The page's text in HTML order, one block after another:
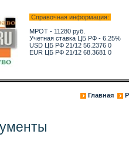
Справочная информация:
МРОТ - 11280 руб.
Учетная ставка ЦБ РФ - 6.25%
USD ЦБ РФ 21/12 56.2376 0
EUR ЦБ РФ 21/12 68.3681 0
Главная